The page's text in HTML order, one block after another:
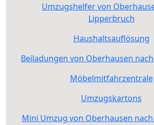
Umzugshelfer von
Lipperbruch
Haushaltsauflösung
Beiladungen von Oberhausen
Möbelmitfahrzentrale
Umzugskartons
Mini Umzug von Oberhausen